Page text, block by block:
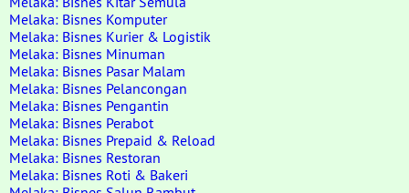
Melaka: Bisnes Komputer
Melaka: Bisnes Kurier & Logistik
Melaka: Bisnes Minuman
Melaka: Bisnes Pasar Malam
Melaka: Bisnes Pelancongan
Melaka: Bisnes Pengantin
Melaka: Bisnes Perabot
Melaka: Bisnes Prepaid & Reload
Melaka: Bisnes Restoran
Melaka: Bisnes Roti & Bakeri